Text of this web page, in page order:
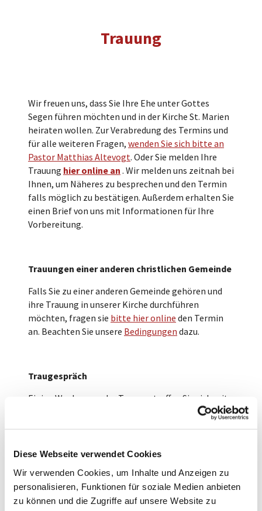
Diese Webseite verwendet Cookies
Wir verwenden Cookies, um Inhalte und Anzeigen zu
personalisieren, Funktionen für soziale Medien anbieten
zu können und die Zugriffe auf unsere Website zu
Trauung
Wir freuen uns, dass Sie Ihre Ehe unter Gottes
Segen führen möchten und in der Kirche St. Marien
heiraten wollen. Zur Verabredung des Termins und
für alle weiteren Fragen, wenden Sie sich bitte an
Pastor Matthias Altevogt. Oder Sie melden Ihre
Trauung hier online an . Wir melden uns zeitnah bei
Ihnen, um Näheres zu besprechen und den Termin
falls möglich zu bestätigen. Außerdem erhalten Sie
einen Brief von uns mit Informationen für Ihre
Vorbereitung.
Trauungen einer anderen christlichen Gemeinde
Falls Sie zu einer anderen Gemeinde gehören und
ihre Trauung in unserer Kirche durchführen
möchten, fragen sie bitte hier online den Termin
an. Beachten Sie unsere Bedingungen dazu.
Traugespräch
Einige Wochen vor der Trauung treffen Sie sich mit
dem Pastor zu einem ausführlichen Traugespräch.
besprochen. Durch das Kennenlernen kann die
Zur Vorbereitung wählen Sie bitte einen Trauspruch
aus der Bibel aus (www.trauspruch.de ) und
recherchieren Sie, wann und in welcher